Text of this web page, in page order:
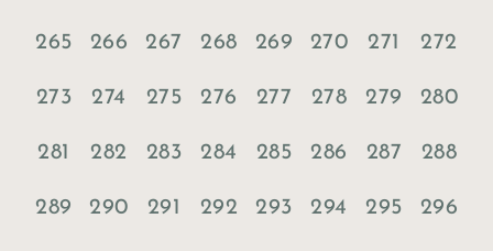
265 266 267 268 269 270 271 272
273 274 275 276 277 278 279 280
281 282 283 284 285 286 287 288
289 290 291 292 293 294 295 296